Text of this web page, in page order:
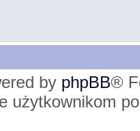
by phpBB®
użytkownikom